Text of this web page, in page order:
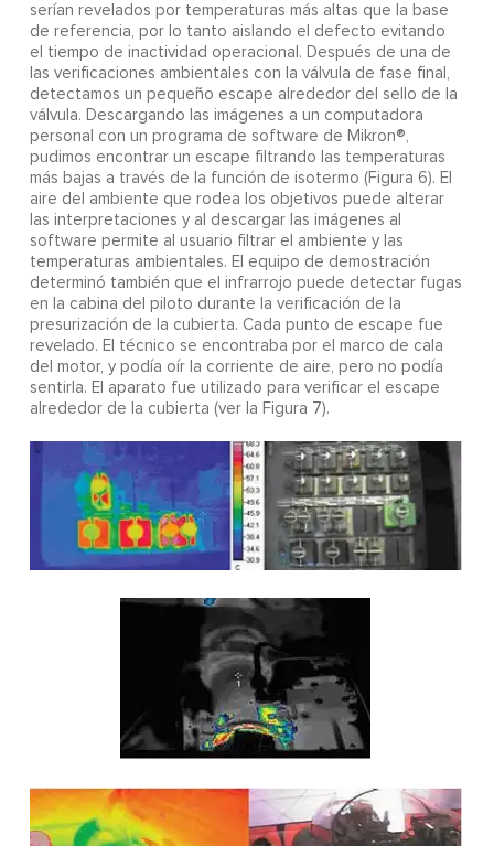
serían revelados por temperaturas más altas que la base
de referencia, por lo tanto aislando el defecto evitando
el tiempo de inactividad operacional. Después de una de
las verificaciones ambientales con la válvula de fase final,
detectamos un pequeño escape alrededor del sello de la
válvula. Descargando las imágenes a un computadora
personal con un programa de software de Mikron®,
pudimos encontrar un escape filtrando las temperaturas
más bajas a través de la función de isotermo (Figura 6). El
aire del ambiente que rodea los objetivos puede alterar
las interpretaciones y al descargar las imágenes al
software permite al usuario filtrar el ambiente y las
temperaturas ambientales. El equipo de demostración
determinó también que el infrarrojo puede detectar fugas
en la cabina del piloto durante la verificación de la
presurización de la cubierta. Cada punto de escape fue
revelado. El técnico se encontraba por el marco de cala
del motor, y podía oír la corriente de aire, pero no podía
sentirla. El aparato fue utilizado para verificar el escape
alrededor de la cubierta (ver la Figura 7).